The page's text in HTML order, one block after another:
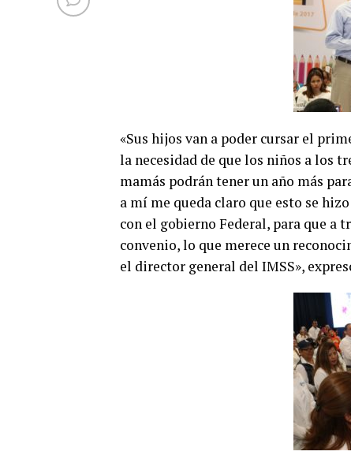
«Sus hijos van a poder cursar el
la necesidad de que los niños a los
mamás podrán tener un año más
a mí me queda claro que esto se
con el gobierno Federal, para que a
convenio, lo que merece un
el director general del IMSS»,